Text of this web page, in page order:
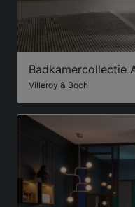
Badkamercollectie
Villeroy & Boch